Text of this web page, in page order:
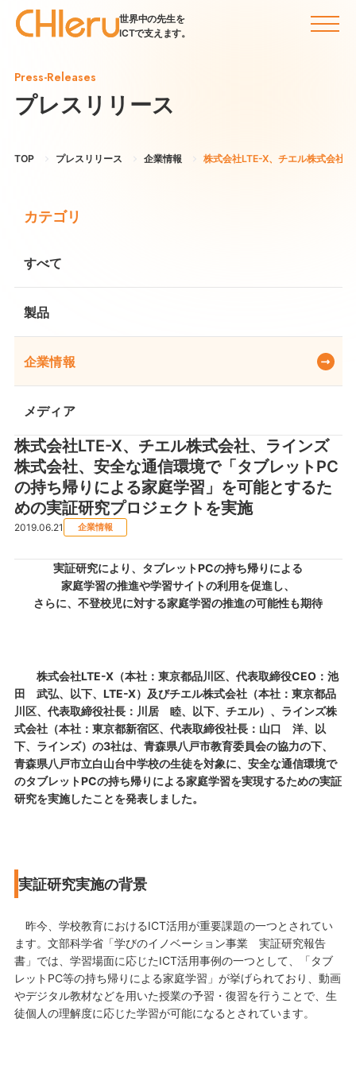
世界中の先生を
ICTで支えます。
Press-Releases
プレスリリース
TOP プレスリリース 企業情報 株式会社LTE-X、チエル株式会社
カテゴリ
すべて
製品
企業情報
メディア
株式会社LTE-X、チエル株式会社、ラインズ
株式会社、安全な通信環境で「タブレットPC
の持ち帰りによる家庭学習」を可能とするた
めの実証研究プロジェクトを実施
2019.06.21 企業情報
実証研究により、タブレットPCの持ち帰りによる
家庭学習の推進や学習サイトの利用を促進し、
さらに、不登校児に対する家庭学習の推進の可能性も期待
株式会社LTE-X（本社：東京都品川区、代表取締役CEO：池
田 武弘、以下、LTE-X）及びチエル株式会社（本社：東京都品
川区、代表取締役社長：川居 睦、以下、チエル）、ラインズ株
式会社（本社：東京都新宿区、代表取締役社長：山口 洋、以
下、ラインズ）の3社は、青森県八戸市教育委員会の協力の下、
青森県八戸市立白山台中学校の生徒を対象に、安全な通信環境で
のタブレットPCの持ち帰りによる家庭学習を実現するための実証
研究を実施したことを発表しました。
実証研究実施の背景
昨今、学校教育におけるICT活用が重要課題の一つとされてい
ます。文部科学省「学びのイノベーション事業 実証研究報告
書」では、学習場面に応じたICT活用事例の一つとして、「タブ
レットPC等の持ち帰りによる家庭学習」が挙げられており、動画
やデジタル教材などを用いた授業の予習・復習を行うことで、生
徒個人の理解度に応じた学習が可能になるとされています。